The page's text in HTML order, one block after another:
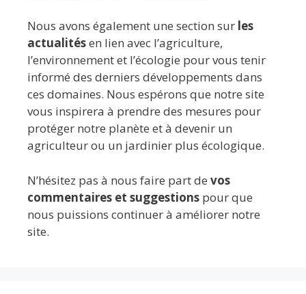
Nous avons également une section sur les
actualitésen lien avec l’agriculture,
l’environnement et l’écologie pour vous tenir
informé des derniers développements dans
ces domaines. Nous espérons que notre site
vous inspirera à prendre des mesures pour
protéger notre planète et à devenir un
agriculteur ou un jardinier plus écologique.
N’hésitez pas à nous faire part de vos
commentaires et suggestions pour que
nous puissions continuer à améliorer notre
site.